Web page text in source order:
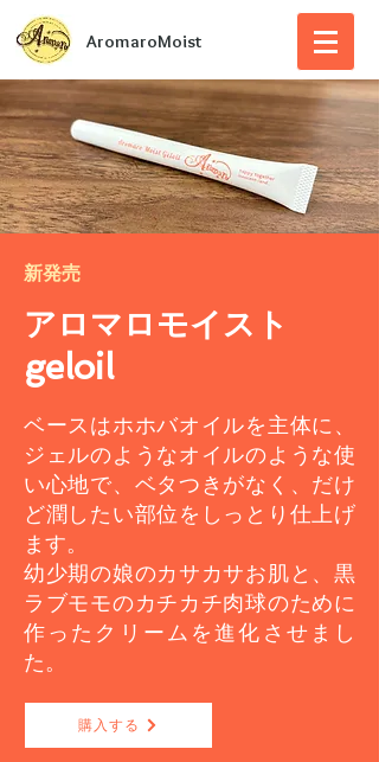
AromaroMoist
新発売
アロマロモイスト
geloil
ベースはホホバオイルを主体に、
ジェルのようなオイルのような使
い心地で、ベタつきがなく、だけ
ど潤したい部位をしっとり仕上げ
ます。
幼少期の娘のカサカサお肌と、黒
ラブモモのカチカチ肉球のために
作ったクリームを進化させまし
た。
購入する